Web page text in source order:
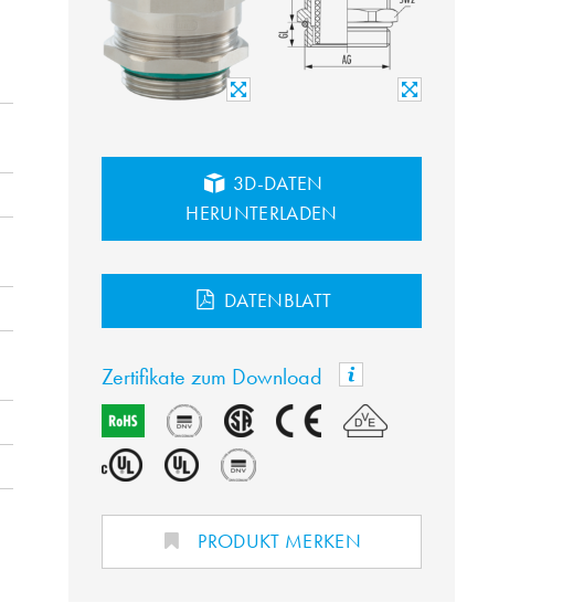
3D-DATEN
HERUNTERLADEN
DATENBLATT
Zertifikate zum Download
PRODUKT MERKEN